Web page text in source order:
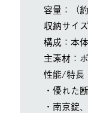
容量：（
収納サイ
構成：本
主素材：
性能/特長
・優れた
・南京錠